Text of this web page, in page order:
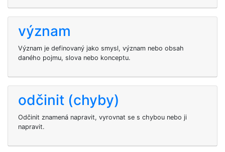
význam
Význam je definovaný jako smysl, význam nebo obsah
daného pojmu, slova nebo konceptu.
odčinit (chyby)
Odčinit znamená napravit, vyrovnat se s chybou nebo ji
napravit.